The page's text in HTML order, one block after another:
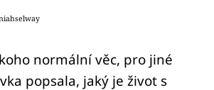
normální věc, pro jiné
popsala, jaký je život s